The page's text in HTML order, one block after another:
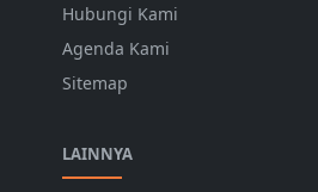
Hubungi Kami
Agenda Kami
Sitemap
LAINNYA